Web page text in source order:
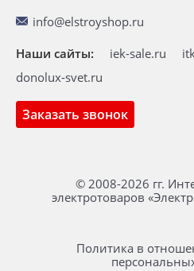
info@elstroyshop.ru
Заказать звонок
Наши сайты: iek-sale.ru
donolux-svet.ru
© 2008-2026 гг.
электротоваров
Политика в